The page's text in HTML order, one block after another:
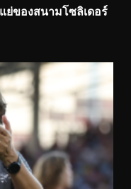
ย่ของสนามโซลิเดอร์